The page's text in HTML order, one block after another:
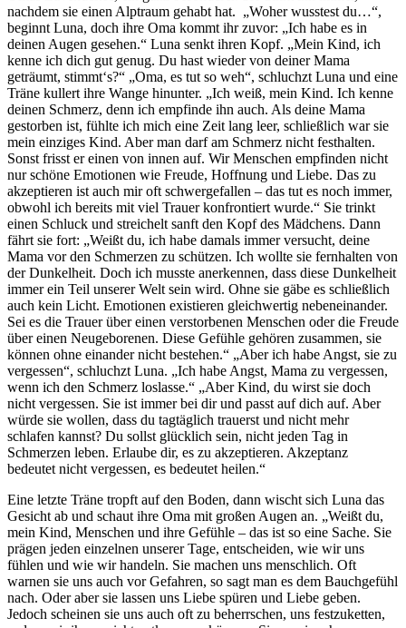
nachdem sie einen Alptraum gehabt hat. „Woher wusstest du…“,
beginnt Luna, doch ihre Oma kommt ihr zuvor: „Ich habe es in
deinen Augen gesehen.“ Luna senkt ihren Kopf. „Mein Kind, ich
kenne ich dich gut genug. Du hast wieder von deiner Mama
geträumt, stimmt‘s?“ „Oma, es tut so weh“, schluchzt Luna und eine
Träne kullert ihre Wange hinunter. „Ich weiß, mein Kind. Ich kenne
deinen Schmerz, denn ich empfinde ihn auch. Als deine Mama
gestorben ist, fühlte ich mich eine Zeit lang leer, schließlich war sie
mein einziges Kind. Aber man darf am Schmerz nicht festhalten.
Sonst frisst er einen von innen auf. Wir Menschen empfinden nicht
nur schöne Emotionen wie Freude, Hoffnung und Liebe. Das zu
akzeptieren ist auch mir oft schwergefallen – das tut es noch immer,
obwohl ich bereits mit viel Trauer konfrontiert wurde.“ Sie trinkt
einen Schluck und streichelt sanft den Kopf des Mädchens. Dann
fährt sie fort: „Weißt du, ich habe damals immer versucht, deine
Mama vor den Schmerzen zu schützen. Ich wollte sie fernhalten von
der Dunkelheit. Doch ich musste anerkennen, dass diese Dunkelheit
immer ein Teil unserer Welt sein wird. Ohne sie gäbe es schließlich
auch kein Licht. Emotionen existieren gleichwertig nebeneinander.
Sei es die Trauer über einen verstorbenen Menschen oder die Freude
über einen Neugeborenen. Diese Gefühle gehören zusammen, sie
können ohne einander nicht bestehen.“ „Aber ich habe Angst, sie zu
vergessen“, schluchzt Luna. „Ich habe Angst, Mama zu vergessen,
wenn ich den Schmerz loslasse.“ „Aber Kind, du wirst sie doch
nicht vergessen. Sie ist immer bei dir und passt auf dich auf. Aber
würde sie wollen, dass du tagtäglich trauerst und nicht mehr
schlafen kannst? Du sollst glücklich sein, nicht jeden Tag in
Schmerzen leben. Erlaube dir, es zu akzeptieren. Akzeptanz
bedeutet nicht vergessen, es bedeutet heilen.“
Eine letzte Träne tropft auf den Boden, dann wischt sich Luna das
Gesicht ab und schaut ihre Oma mit großen Augen an. „Weißt du,
mein Kind, Menschen und ihre Gefühle – das ist so eine Sache. Sie
prägen jeden einzelnen unserer Tage, entscheiden, wie wir uns
fühlen und wie wir handeln. Sie machen uns menschlich. Oft
warnen sie uns auch vor Gefahren, so sagt man es dem Bauchgefühl
nach. Oder aber sie lassen uns Liebe spüren und Liebe geben.
Jedoch scheinen sie uns auch oft zu beherrschen, uns festzuketten,